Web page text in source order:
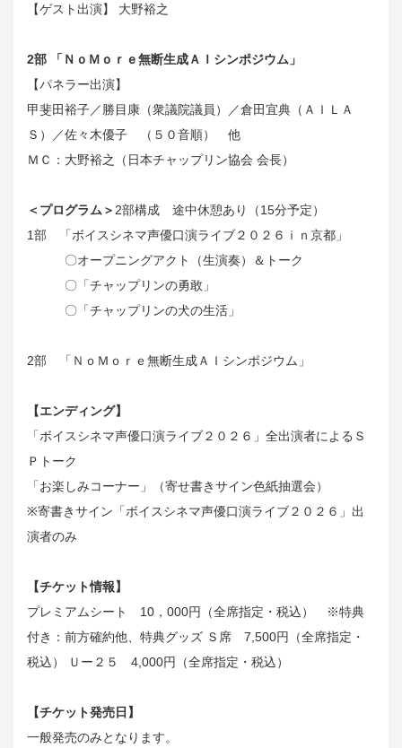
【ゲスト出演】 大野裕之
2部 「ＮｏＭｏｒｅ無断生成ＡＩシンポジウム」
【パネラー出演】
甲斐田裕子／勝目康（衆議院議員）／倉田宜典（ＡＩＬＡ
Ｓ）／佐々木優子 （５０音順） 他
ＭＣ：大野裕之（日本チャップリン協会 会長）
＜プログラム＞ 2部構成 途中休憩あり（15分予定）
1部 「ボイスシネマ声優口演ライブ２０２６ｉｎ京都」
〇オープニングアクト（生演奏）＆トーク
〇「チャップリンの勇敢」
〇「チャップリンの犬の生活」
2部 「ＮｏＭｏｒｅ無断生成ＡＩシンポジウム」
【エンディング】
「ボイスシネマ声優口演ライブ２０２６」全出演者によるＳ
Ｐトーク
「お楽しみコーナー」（寄せ書きサイン色紙抽選会）
※寄書きサイン「ボイスシネマ声優口演ライブ２０２６」出
演者のみ
【チケット情報】
プレミアムシート 10，000円（全席指定・税込） ※特典
付き：前方確約他、特典グッズ Ｓ席 7,500円（全席指定・
税込） Ｕー２５ 4,000円（全席指定・税込）
【チケット発売日】
一般発売のみとなります。